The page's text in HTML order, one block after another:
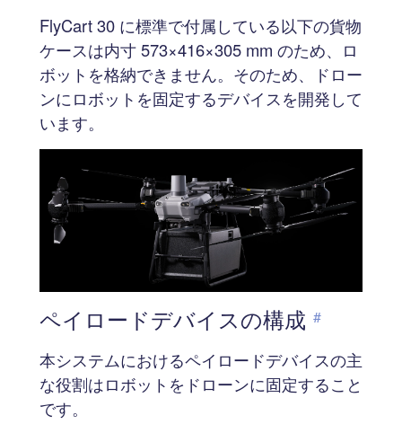
FlyCart 30 に標準で付属している以下の貨物
ケースは内寸 573×416×305 mm のため、ロ
ボットを格納できません。そのため、ドロー
ンにロボットを固定するデバイスを開発して
います。
ペイロードデバイスの構成 #
本システムにおけるペイロードデバイスの主
な役割はロボットをドローンに固定すること
です。